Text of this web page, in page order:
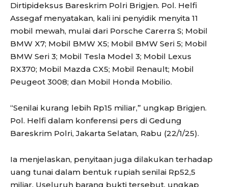
Dirtipideksus Bareskrim Polri Brigjen. Pol. Helfi
Assegaf menyatakan, kali ini penyidik menyita 11
mobil mewah, mulai dari Porsche Carerra S; Mobil
BMW X7; Mobil BMW X5; Mobil BMW Seri 5; Mobil
BMW Seri 3; Mobil Tesla Model 3; Mobil Lexus
RX370; Mobil Mazda CX5; Mobil Renault; Mobil
Peugeot 3008; dan Mobil Honda Mobilio.
“Senilai kurang lebih Rp15 miliar,” ungkap Brigjen.
Pol. Helfi dalam konferensi pers di Gedung
Bareskrim Polri, Jakarta Selatan, Rabu (22/1/25).
Ia menjelaskan, penyitaan juga dilakukan terhadap
uang tunai dalam bentuk rupiah senilai Rp52,5
miliar. Useluruh barang bukti tersebut, ungkap